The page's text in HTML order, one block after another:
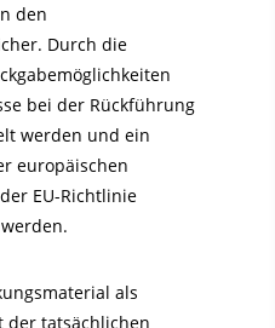
den
Durch die
bei der Rückführung
werden und ein
europäischen
EU-Richtlinie
als
der tatsächlichen